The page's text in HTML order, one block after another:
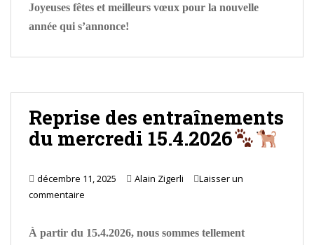
Joyeuses fêtes et meilleurs vœux pour la nouvelle
année qui s’annonce!
Reprise des entraînements
du mercredi 15.4.2026
décembre 11, 2025 Alain Zigerli
Laisser un
commentaire
À partir du 15.4.2026, nous sommes tellement